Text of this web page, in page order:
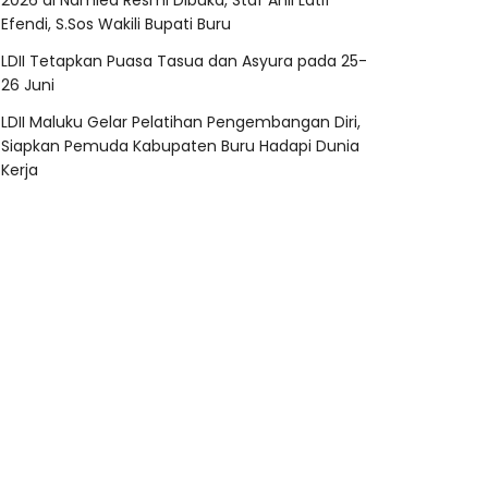
Efendi, S.Sos Wakili Bupati Buru
LDII Tetapkan Puasa Tasua dan Asyura pada 25-
26 Juni
LDII Maluku Gelar Pelatihan Pengembangan Diri,
Siapkan Pemuda Kabupaten Buru Hadapi Dunia
Kerja